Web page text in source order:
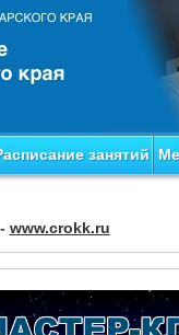
занятий
www.crokk.ru